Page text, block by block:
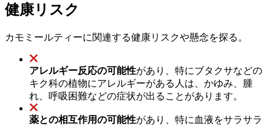
健康リスク
カモミールティーに関連する健康リスクや懸念を探る。
アレルギー反応の可能性があり、特にブタクサなどの
キク科の植物にアレルギーがある人は、かゆみ、腫
れ、呼吸困難などの症状が出ることがあります。
薬との相互作用の可能性があり、特に血液をサラサラ